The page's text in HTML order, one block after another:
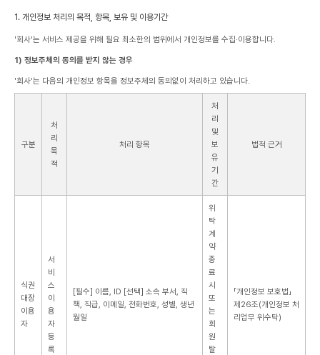
1. 개인정보 처리의 목적, 항목, 보유 및 이용기간
'회사'는 서비스 제공을 위해 필요 최소한의 범위에서 개인정보를 수집·이용합니다.
1) 정보주체의 동의를 받지 않는 경우
'회사'는 다음의 개인정보 항목을 정보주체의 동의없이 처리하고 있습니다.
구분
처
리
목
적
처리 항목
처
리
및
보
유
기
간
법적 근거
식권
대장
이용
자
서
비
스
이
용
자
등
록
[필수] 이름, ID [선택] 소속 부서, 직
책, 직급, 이메일, 전화번호, 성별, 생년
월일
위
탁
계
약
종
료
시
또
는
회
원
탈
「개인정보 보호법」
제26조(개인정보 처
리업무 위수탁)